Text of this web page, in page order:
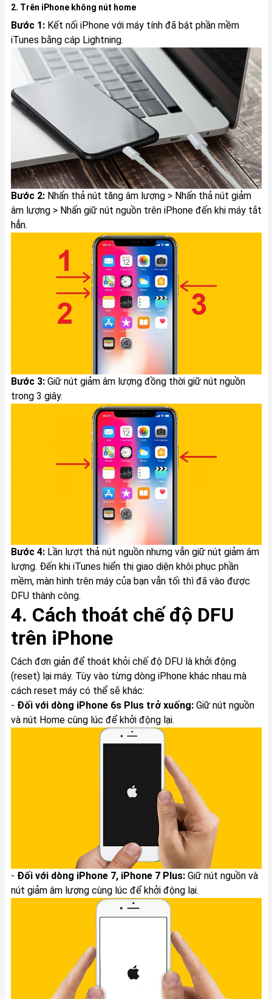
2. Trên iPhone không nút home
Bước 1: Kết nối iPhone với máy tính đã bật phần mềm
iTunes bằng cáp Lightning.
Bước 2: Nhấn thả nút tăng âm lượng > Nhấn thả nút giảm
âm lượng > Nhấn giữ nút nguồn trên iPhone đến khi máy tắt
hẳn.
Bước 3:Giữ nút giảm âm lượng đồng thời giữ nút nguồn
trong 3 giây.
Bước 4:Lần lượt thả nút nguồn nhưng vẫn giữ nút giảm âm
lượng. Đến khi iTunes hiển thị giao diện khôi phục phần
mềm, màn hình trên máy của bạn vẫn tối thì đã vào được
DFU thành công.
4. Cách thoát chế độ DFU
trên iPhone
Cách đơn giản để thoát khỏi chế độ DFU là khởi động
(reset) lại máy. Tùy vào từng dòng iPhone khác nhau mà
cách reset máy có thể sẽ khác:
- Đối với dòng iPhone 6s Plus trở xuống:Giữ nút nguồn
và nút Home cùng lúc để khởi động lại.
- Đối với dòng iPhone 7, iPhone 7 Plus:Giữ nút nguồn và
nút giảm âm lượng cùng lúc để khởi động lại.